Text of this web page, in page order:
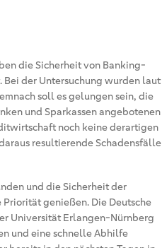
die Sicherheit von Banking-
Bei der Untersuchung wurden laut
soll es gelungen sein, die
und Sparkassen angebotenen
noch keine derartigen
resultierende Schadensfälle
und die Sicherheit der
genießen. Die Deutsche
Universität Erlangen-Nürnberg
und eine schnelle Abhilfe